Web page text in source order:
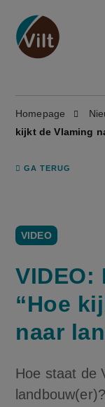
Homepage
kijkt de Vlaming
GA TERUG
VIDEO
VIDEO:
“Hoe
naar
Hoe staat de